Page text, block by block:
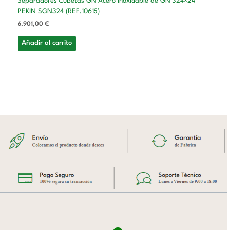
PEKIN SGN324 (REF.10615)
6.901,00 €
Añadir al carrito